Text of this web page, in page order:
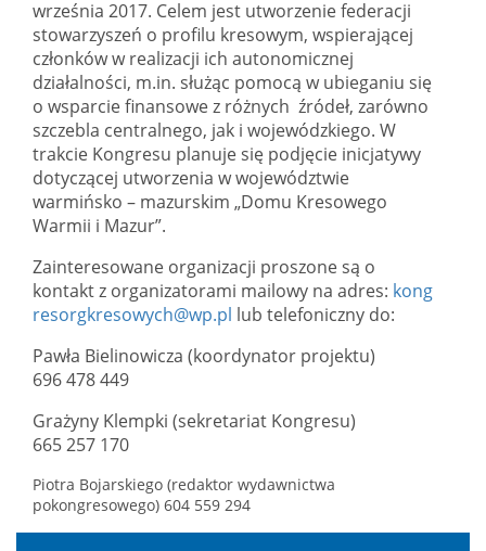
września 2017. Celem jest utworzenie federacji
stowarzyszeń o profilu kresowym, wspierającej
członków w realizacji ich autonomicznej
działalności, m.in. służąc pomocą w ubieganiu się
o wsparcie finansowe z różnych źródeł, zarówno
szczebla centralnego, jak i wojewódzkiego. W
trakcie Kongresu planuje się podjęcie inicjatywy
dotyczącej utworzenia w województwie
warmińsko – mazurskim „Domu Kresowego
Warmii i Mazur”.
Zainteresowane organizacji proszone są o
kontakt z organizatorami mailowy na adres: kong
resorgkresowych@wp.pl lub telefoniczny do:
Pawła Bielinowicza (koordynator projektu)
696 478 449
Grażyny Klempki (sekretariat Kongresu)
665 257 170
Piotra Bojarskiego (redaktor wydawnictwa
pokongresowego) 604 559 294